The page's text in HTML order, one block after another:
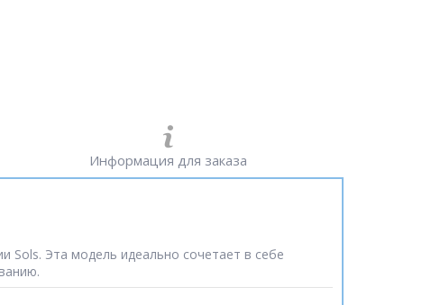
Информация для заказа
Sols. Эта модель идеально сочетает в себе